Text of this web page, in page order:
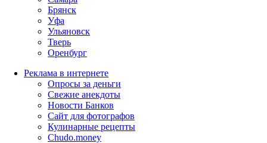
Брянск
Уфа
Ульяновск
Тверь
Оренбург
Реклама в интернете
Опросы за деньги
Свежие анекдоты
Новости Банков
Сайт для фотографов
Кулинарные рецепты
Chudo.money